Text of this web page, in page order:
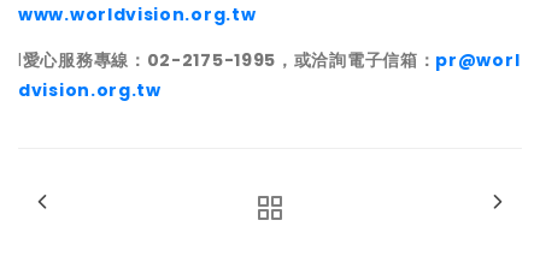
www.worldvision.org.tw
l愛心服務專線： 02-2175-1995 ，或洽詢電子信箱： pr@worl
dvision.org.tw